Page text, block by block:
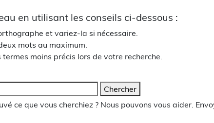
en utilisant les conseils ci-dessous :
et variez-la si nécessaire.
mots au maximum.
termes moins précis lors de votre recherche.
Chercher
ce que vous cherchiez ? Nous pouvons vous aider.